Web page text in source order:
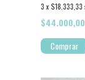
3 x$18.333,33
$44.000,00